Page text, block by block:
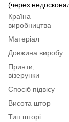
(через
Країна
виробництва
Матеріал
Довжина виробу
Принти,
візерунки
Спосіб підвісу
Висота штор
Тип шторі